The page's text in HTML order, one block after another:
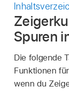
Spuren
Die folgende
Funktionen
wenn du